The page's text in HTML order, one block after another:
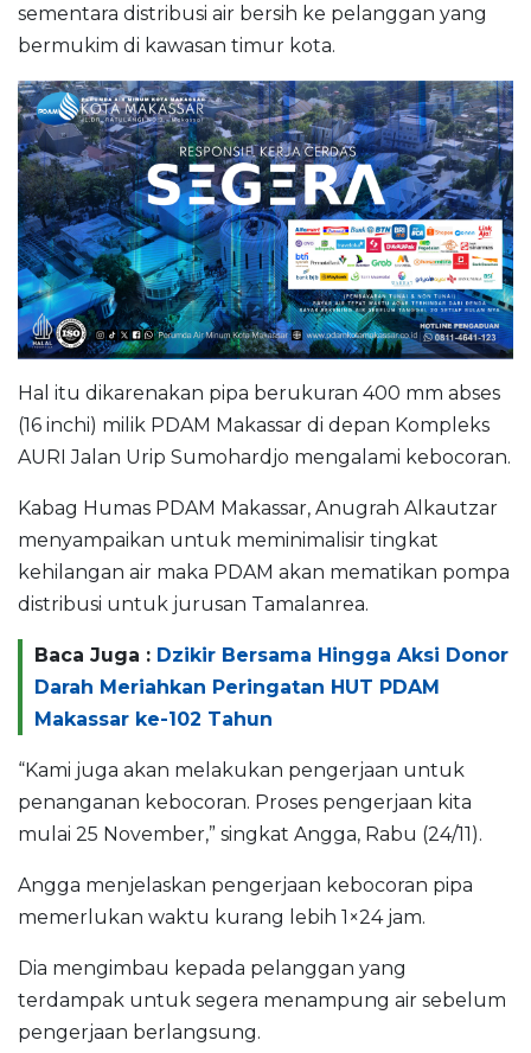
sementara distribusi air bersih ke pelanggan yang
bermukim di kawasan timur kota.
Hal itu dikarenakan pipa berukuran 400 mm abses
(16 inchi) milik PDAM Makassar di depan Kompleks
AURI Jalan Urip Sumohardjo mengalami kebocoran.
Kabag Humas PDAM Makassar, Anugrah Alkautzar
menyampaikan untuk meminimalisir tingkat
kehilangan air maka PDAM akan mematikan pompa
distribusi untuk jurusan Tamalanrea.
Baca Juga : Dzikir Bersama Hingga Aksi Donor
Darah Meriahkan Peringatan HUT PDAM
Makassar ke-102 Tahun
“Kami juga akan melakukan pengerjaan untuk
penanganan kebocoran. Proses pengerjaan kita
mulai 25 November,” singkat Angga, Rabu (24/11).
Angga menjelaskan pengerjaan kebocoran pipa
memerlukan waktu kurang lebih 1×24 jam.
Dia mengimbau kepada pelanggan yang
terdampak untuk segera menampung air sebelum
pengerjaan berlangsung.